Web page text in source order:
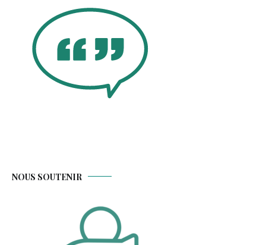
NOUS SOUTENIR